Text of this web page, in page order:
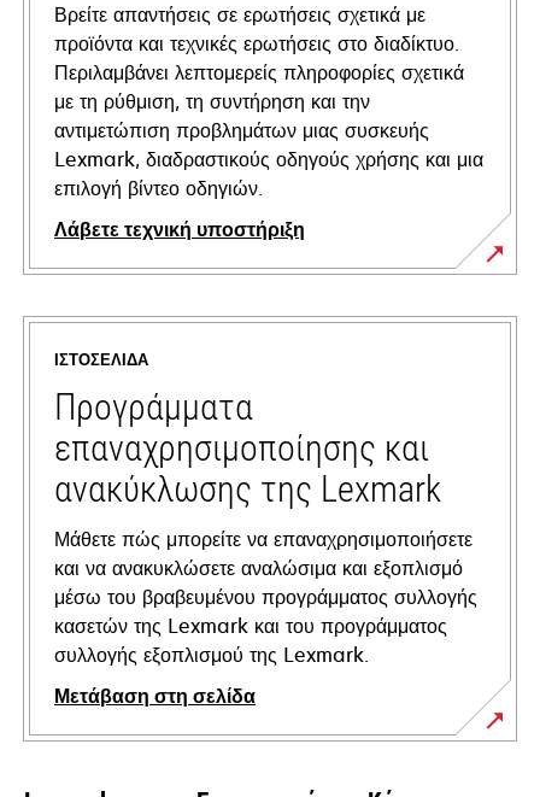
Βρείτε απαντήσεις σε ερωτήσεις σχετικά με
προϊόντα και τεχνικές ερωτήσεις στο διαδίκτυο.
Περιλαμβάνει λεπτομερείς πληροφορίες σχετικά
με τη ρύθμιση, τη συντήρηση και την
αντιμετώπιση προβλημάτων μιας συσκευής
Lexmark, διαδραστικούς οδηγούς χρήσης και μια
επιλογή βίντεο οδηγιών.
Λάβετε τεχνική υποστήριξη
opens
in
new
tab
ΙΣΤΟΣΕΛΊΔΑ
Προγράμματα
επαναχρησιμοποίησης και
ανακύκλωσης της Lexmark
Μάθετε πώς μπορείτε να επαναχρησιμοποιήσετε
και να ανακυκλώσετε αναλώσιμα και εξοπλισμό
μέσω του βραβευμένου προγράμματος συλλογής
κασετών της Lexmark και του προγράμματος
συλλογής εξοπλισμού της Lexmark.
Μετάβαση στη σελίδα